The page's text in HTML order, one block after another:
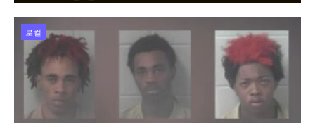
로컬